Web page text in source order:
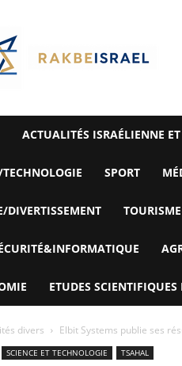
ACTUALITÉS ISRAÉLIENNE
SPORT
DIVERTISSEMENT TOURISME
ETUDES SCIENTIFIQUES
divers Elbit Systems publie ses
SCIENCE ET TECHNOLOGIE TSAHAL